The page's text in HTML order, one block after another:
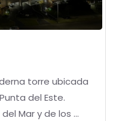
torre ubicada
del Este.
Mar y de los ...